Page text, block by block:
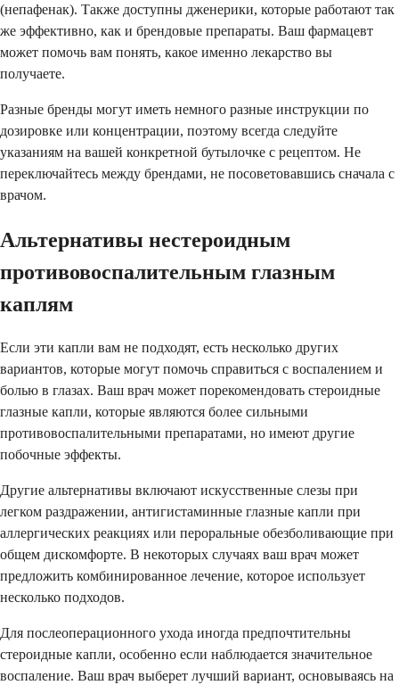
(непафенак). Также доступны дженерики, которые работают так
же эффективно, как и брендовые препараты. Ваш фармацевт
может помочь вам понять, какое именно лекарство вы
получаете.
Разные бренды могут иметь немного разные инструкции по
дозировке или концентрации, поэтому всегда следуйте
указаниям на вашей конкретной бутылочке с рецептом. Не
переключайтесь между брендами, не посоветовавшись сначала с
врачом.
Альтернативы нестероидным
противовоспалительным глазным
каплям
Если эти капли вам не подходят, есть несколько других
вариантов, которые могут помочь справиться с воспалением и
болью в глазах. Ваш врач может порекомендовать стероидные
глазные капли, которые являются более сильными
противовоспалительными препаратами, но имеют другие
побочные эффекты.
Другие альтернативы включают искусственные слезы при
легком раздражении, антигистаминные глазные капли при
аллергических реакциях или пероральные обезболивающие при
общем дискомфорте. В некоторых случаях ваш врач может
предложить комбинированное лечение, которое использует
несколько подходов.
Для послеоперационного ухода иногда предпочтительны
стероидные капли, особенно если наблюдается значительное
воспаление. Ваш врач выберет лучший вариант, основываясь на